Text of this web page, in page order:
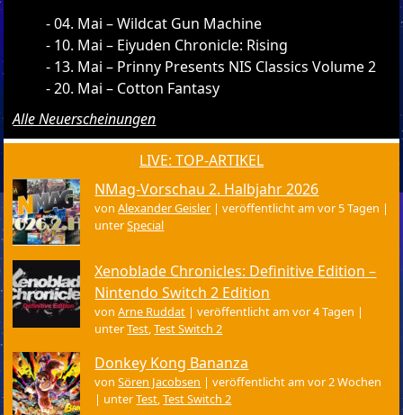
04. Mai – Wildcat Gun Machine
10. Mai – Eiyuden Chronicle: Rising
13. Mai – Prinny Presents NIS Classics Volume 2
20. Mai – Cotton Fantasy
Alle Neuerscheinungen
LIVE: TOP-ARTIKEL
NMag-Vorschau 2. Halbjahr 2026
vonAlexander Geisler |veröffentlicht am vor 5 Tagen |
unterSpecial
Xenoblade Chronicles: Definitive Edition –
Nintendo Switch 2 Edition
vonArne Ruddat |veröffentlicht am vor 4 Tagen |
unterTest,Test Switch 2
Donkey Kong Bananza
vonSören Jacobsen |veröffentlicht am vor 2 Wochen
| unterTest,Test Switch 2